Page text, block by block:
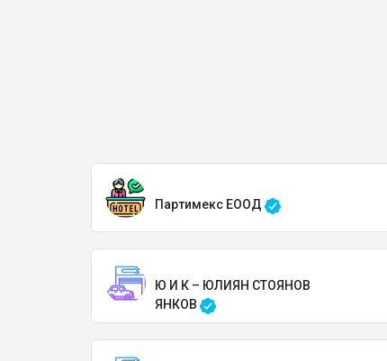
Партимекс ЕООД
Ю И К – ЮЛИЯН СТОЯНОВ
ЯНКОВ